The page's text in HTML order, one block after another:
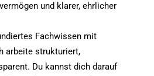
und klarer, ehrlicher
Fachwissen mit
arbeite strukturiert,
Du kannst dich darauf